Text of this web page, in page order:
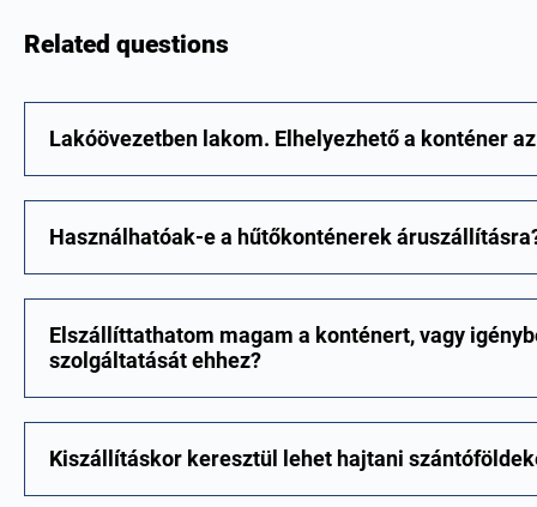
Related questions
Lakóövezetben lakom. Elhelyezhető a konténer
Használhatóak-e a hűtőkonténerek
Elszállíttathatom magam a konténert, vagy
szolgáltatását ehhez?
Kiszállításkor keresztül lehet hajtani